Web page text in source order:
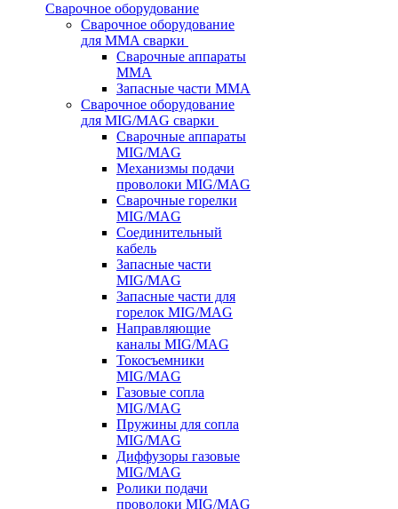
Сварочное оборудование
Сварочное оборудование
для MMA сварки
Сварочные аппараты
MMA
Запасные части MMA
Сварочное оборудование
для MIG/MAG сварки
Сварочные аппараты
MIG/MAG
Механизмы подачи
проволоки MIG/MAG
Сварочные горелки
MIG/MAG
Соединительный
кабель
Запасные части
MIG/MAG
Запасные части для
горелок MIG/MAG
Направляющие
каналы MIG/MAG
Токосъемники
MIG/MAG
Газовые сопла
MIG/MAG
Пружины для сопла
MIG/MAG
Диффузоры газовые
MIG/MAG
Ролики подачи
проволоки MIG/MAG